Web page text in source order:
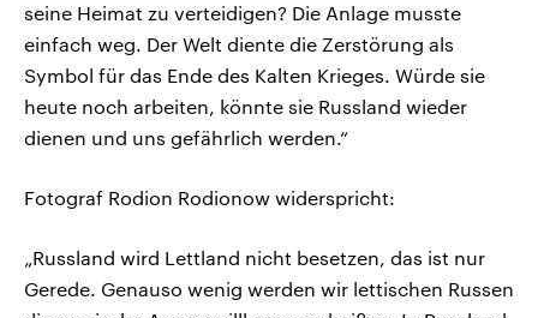
seine Heimat zu verteidigen? Die Anlage musste
einfach weg. Der Welt diente die Zerstörung als
Symbol für das Ende des Kalten Krieges. Würde sie
heute noch arbeiten, könnte sie Russland wieder
dienen und uns gefährlich werden.“
Fotograf Rodion Rodionow widerspricht:
„Russland wird Lettland nicht besetzen, das ist nur
Gerede. Genauso wenig werden wir lettischen Russen